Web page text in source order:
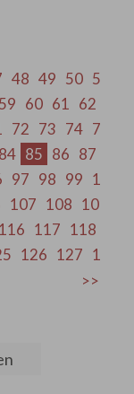
48 49 50 5
59 60 61
62
72 73 74 7
84 85 86 87
97 98 99 1
107 108 10
116 117 118
126 127 1